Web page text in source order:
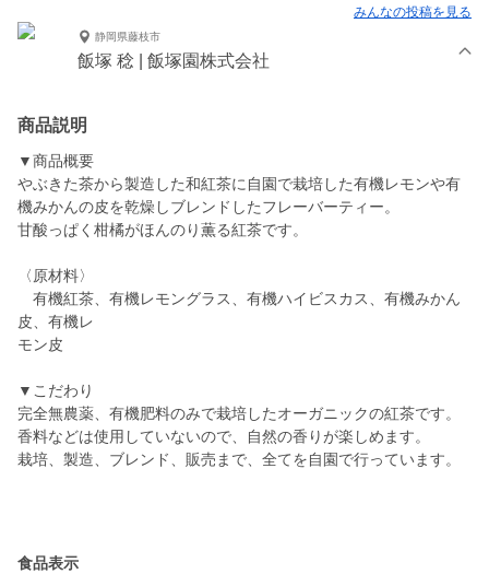
みんなの投稿を見る
静岡県藤枝市
飯塚 稔 | 飯塚園株式会社
商品説明
▼商品概要
やぶきた茶から製造した和紅茶に自園で栽培した有機レモンや有
機みかんの皮を乾燥しブレンドしたフレーバーティー。
甘酸っぱく柑橘がほんのり薫る紅茶です。
〈原材料〉
有機紅茶、有機レモングラス、有機ハイビスカス、有機みかん
皮、有機レ
モン皮
▼こだわり
完全無農薬、有機肥料のみで栽培したオーガニックの紅茶です。
香料などは使用していないので、自然の香りが楽しめます。
栽培、製造、ブレンド、販売まで、全てを自園で行っています。
食品表示